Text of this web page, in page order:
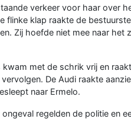
verkeer voor haar over
flinke klap raakte de
Zij hoefde niet mee naar het
met de schrik vrij en
De Audi raakte
naar Ermelo.
regelden de politie en